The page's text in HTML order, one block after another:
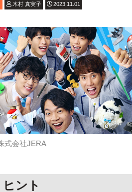
木村 真実子 2023.11.01
式会社JERA
ヒント